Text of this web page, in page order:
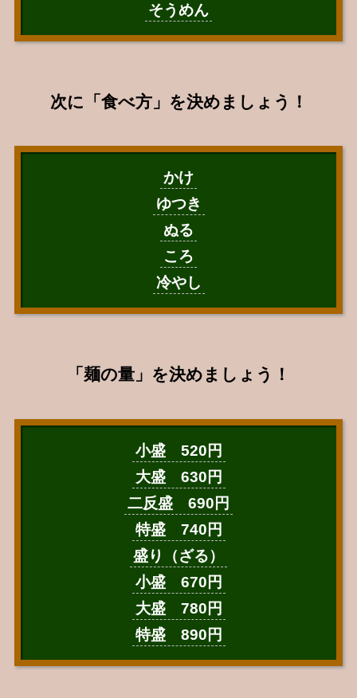
そうめん
次に「食べ方」を決めましょう！
かけ
ゆつき
ぬる
ころ
冷やし
「麺の量」を決めましょう！
小盛 520円
大盛 630円
二反盛 690円
特盛 740円
盛り（ざる）
小盛 670円
大盛 780円
特盛 890円